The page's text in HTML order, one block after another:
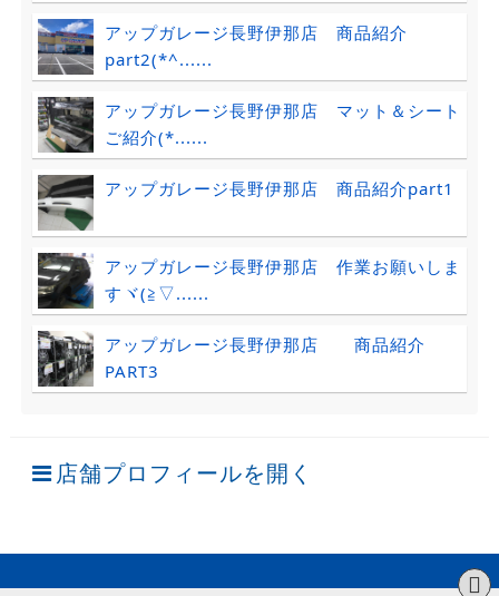
アップガレージ長野伊那店 商品紹介
part2(*^......
アップガレージ長野伊那店 マット＆シート
ご紹介(*......
アップガレージ長野伊那店 商品紹介part1
アップガレージ長野伊那店 作業お願いしま
すヾ(≧▽......
アップガレージ長野伊那店 商品紹介
PART3
店舗プロフィールを開く